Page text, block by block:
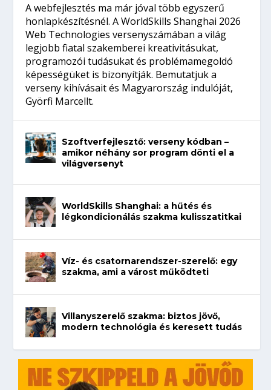
A webfejlesztés ma már jóval több egyszerű
honlapkészítésnél. A WorldSkills Shanghai 2026
Web Technologies versenyszámában a világ
legjobb fiatal szakemberei kreativitásukat,
programozói tudásukat és problémamegoldó
képességüket is bizonyítják. Bemutatjuk a
verseny kihívásait és Magyarország indulóját,
Györfi Marcellt.
Szoftverfejlesztő: verseny kódban –
amikor néhány sor program dönti el a
világversenyt
WorldSkills Shanghai: a hűtés és
légkondicionálás szakma kulisszatitkai
Víz- és csatornarendszer-szerelő: egy
szakma, ami a várost működteti
Villanyszerelő szakma: biztos jövő,
modern technológia és keresett tudás